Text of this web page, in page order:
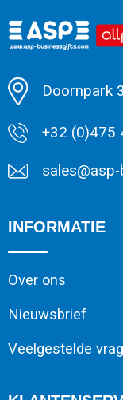
Minimale
Doornpark
+32 (0)475
INFORMATIE
Over ons
Nieuwsbrief
Veelgestelde